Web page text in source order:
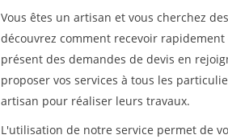
Vous êtes un artisan et vous cherchez
découvrez comment recevoir
présent des demandes de devis en
proposer vos services à tous les
artisan pour réaliser leurs travaux.
L'utilisation de notre service permet de